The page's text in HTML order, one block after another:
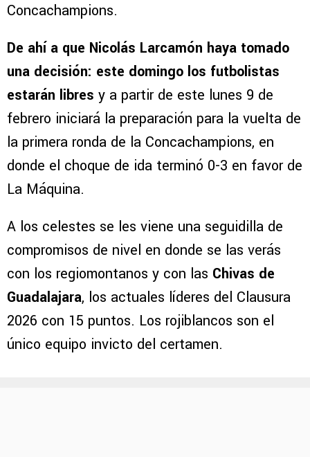
Concachampions.
De ahí a que Nicolás Larcamón haya tomado
una decisión: este domingo los futbolistas
estarán libres y a partir de este lunes 9 de
febrero iniciará la preparación para la vuelta de
la primera ronda de la Concachampions, en
donde el choque de ida terminó 0-3 en favor de
La Máquina.
A los celestes se les viene una seguidilla de
compromisos de nivel en donde se las verás
con los regiomontanos y con las Chivas de
Guadalajara, los actuales líderes del Clausura
2026 con 15 puntos. Los rojiblancos son el
único equipo invicto del certamen.